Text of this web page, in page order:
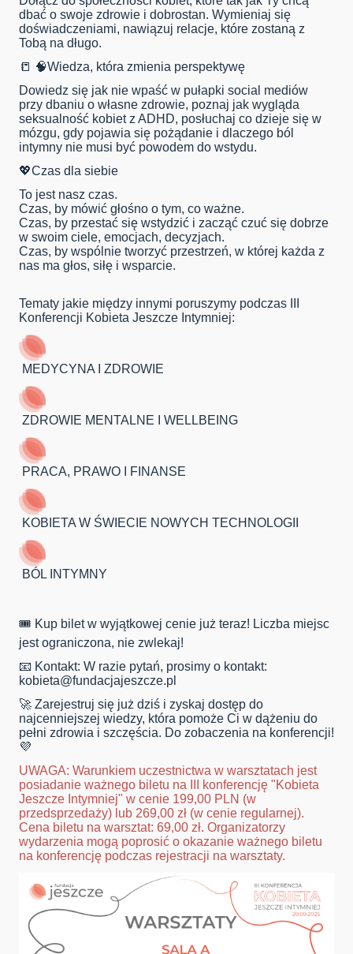
dbać o swoje zdrowie i dobrostan. Wymieniaj się
doświadczeniami, nawiązuj relacje, które zostaną z
Tobą na długo.
📒 🧠Wiedza, która zmienia perspektywę
Dowiedz się jak nie wpaść w pułapki social mediów
przy dbaniu o własne zdrowie, poznaj jak wygląda
seksualność kobiet z ADHD, posłuchaj co dzieje się w
mózgu, gdy pojawia się pożądanie i dlaczego ból
intymny nie musi być powodem do wstydu.
💖Czas dla siebie
To jest nasz czas.
Czas, by mówić głośno o tym, co ważne.
Czas, by przestać się wstydzić i zacząć czuć się dobrze
w swoim ciele, emocjach, decyzjach.
Czas, by wspólnie tworzyć przestrzeń, w której każda z
nas ma głos, siłę i wsparcie.
Tematy jakie między innymi poruszymy podczas III
Konferencji Kobieta Jeszcze Intymniej:
MEDYCYNA I ZDROWIE
ZDROWIE MENTALNE I WELLBEING
PRACA, PRAWO I FINANSE
KOBIETA W ŚWIECIE NOWYCH TECHNOLOGII
BÓL INTYMNY
🎟️ Kup bilet w wyjątkowej cenie już teraz! Liczba miejsc
jest ograniczona, nie zwlekaj!
📧 Kontakt: W razie pytań, prosimy o kontakt:
kobieta@fundacjajeszcze.pl
🚀 Zarejestruj się już dziś i zyskaj dostęp do
najcenniejszej wiedzy, która pomoże Ci w dążeniu do
pełni zdrowia i szczęścia. Do zobaczenia na konferencji!
💜
UWAGA: Warunkiem uczestnictwa w warsztatach jest
posiadanie ważnego biletu na III konferencję "Kobieta
Jeszcze Intymniej" w cenie 199,00 PLN (w
przedsprzedaży) lub 269,00 zł (w cenie regularnej).
Cena biletu na warsztat: 69,00 zł. Organizatorzy
wydarzenia mogą poprosić o okazanie ważnego biletu
na konferencję podczas rejestracji na warsztaty.